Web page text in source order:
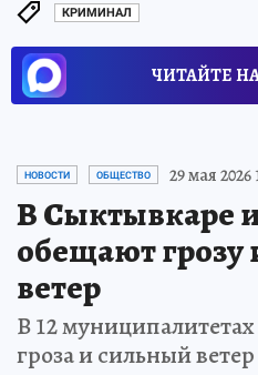
КРИМИНАЛ
ЧИТАЙТЕ
НОВОСТИ ОБЩЕСТВО 29 мая 2026
В Сыктывкаре
обещают грозу
ветер
В 12
гроза и сильный